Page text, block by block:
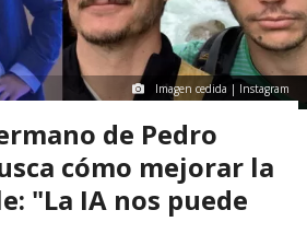
Imagen cedida | Instagram
de Pedro
cómo mejorar la
"La IA nos puede